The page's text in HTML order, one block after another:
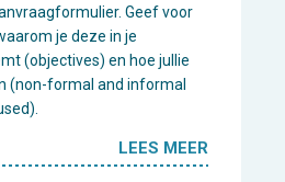
Geef voor
je deze in je
(objectives) en hoe jullie
(non-formal and informal
LEES MEER